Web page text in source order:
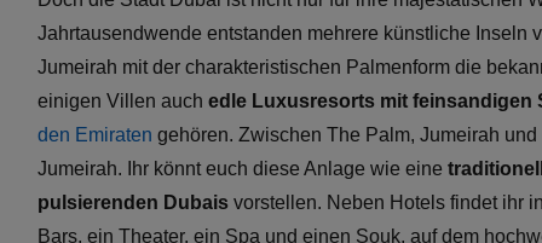
Jahrtausendwende entstanden mehrere künstliche Inseln
Jumeirah mit der charakteristischen Palmenform die
einigen Villen auch edle Luxusresorts mit feinsandigen
den Emiraten gehören. Zwischen The Palm, Jumeirah
Jumeirah. Ihr könnt euch diese Anlage wie eine
pulsierenden Dubais vorstellen. Neben Hotels findet ihr
Bars, ein Theater, ein Spa und einen Souk, auf dem